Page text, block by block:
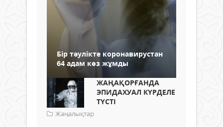
Бір тәулікте коронавирустан
64 адам көз жұмды
ЖАҢАҚОРҒАНДА
ЭПИДАХУАЛ КҮРДЕЛЕ
ТҮСТІ
Жаңалықтар